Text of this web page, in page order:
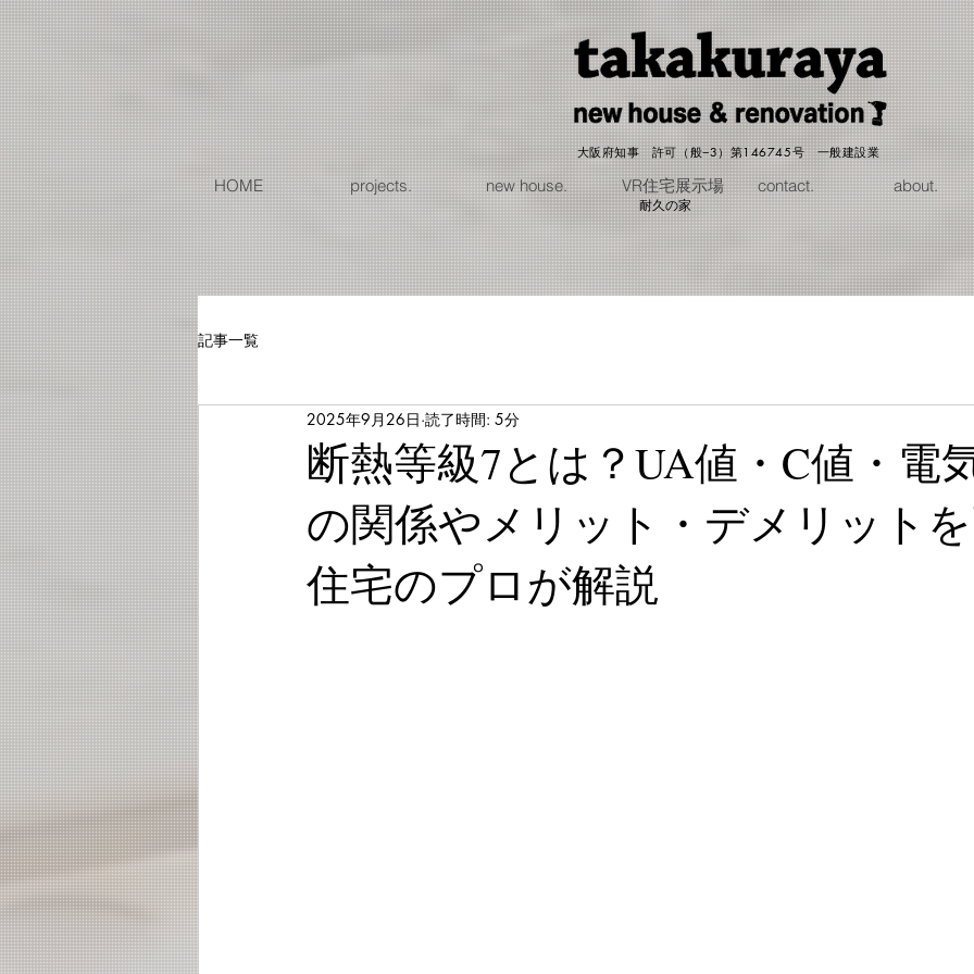
G-EJMHP19RSW
大阪府知事 許可（般−3）第146745号 一般建設業
HOME projects. new house. VR住宅展示場 contact. about.
耐久の家
記事一覧
断熱等級7とは？UA値・C値・電
の関係やメリット・デメリット
住宅のプロが解説
2025年9月26日 読了時間: 5分